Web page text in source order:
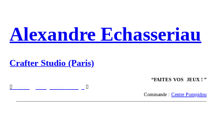
Alexandre Echasseriau
Crafter Studio (Paris)
︎ ︎
“FAITES VOS JEUX ! ”
Commande :Centre Pompidou